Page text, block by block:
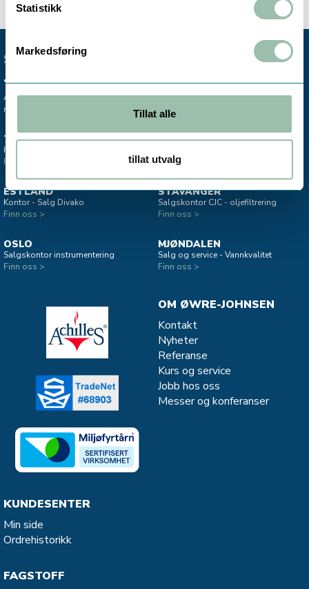
Statistikk
Markedsføring
Tillat alle
tillat utvalg
SENTRALBORD
+47 72 59 61 00
Avdelingskontorene er koblet til vårt
mobile sentralbord.
TRONDHEIM
Hovedkontor & lager
Finn oss >
ESTLAND
Kontor - Salg Divako
Finn oss >
OSLO
Salgskontor instrumentering
Finn oss >
MO I RANA
Finn oss >
STAVANGER
Salgskontor CJC - oljefiltrering
Finn oss >
MJØNDALEN
Salg og service - Vannkvalitet
Finn oss >
OM ØWRE-JOHNSEN
Kontakt
Nyheter
Referanse
Kurs og service
Jobb hos oss
Messer og konferanser
KUNDESENTER
Min side
Ordrehistorikk
FAGSTOFF